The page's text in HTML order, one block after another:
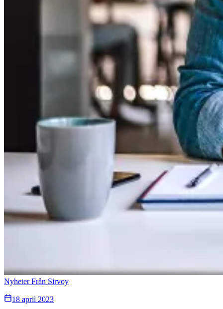
Nyheter Från Sirvoy
18 april 2023